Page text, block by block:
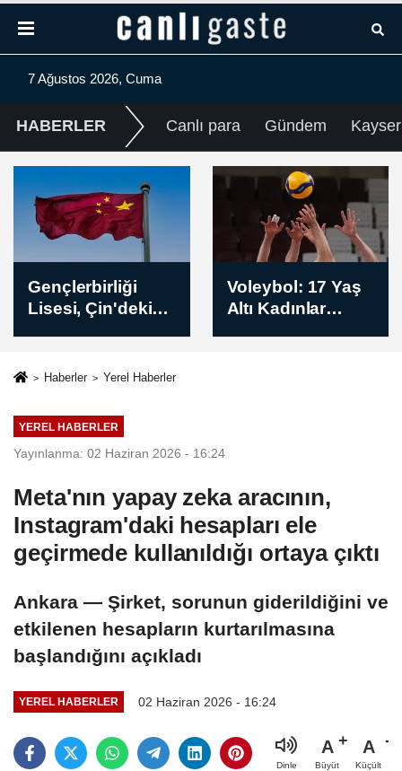
7 Ağustos 2026, Cuma
HABERLER Canlı para Gündem
Voleybol: 17 Yaş
Altı Kadınlar
Almanya'nın
ihracatı ve sanayi
Haberler Yerel Haberler
YEREL HABERLER
Yayınlanma: 02 Haziran 2026 - 16:24
Meta'nın yapay zeka aracının,
Instagram'daki hesapları ele
geçirmede kullanıldığı ortaya çıktı
Ankara — Şirket, sorunun giderildiğini ve
etkilenen hesapların kurtarılmasına
başlandığını açıkladı
YEREL HABERLER 02 Haziran 2026 - 16:24
Dinle
A
Büyüt
A
Küçült